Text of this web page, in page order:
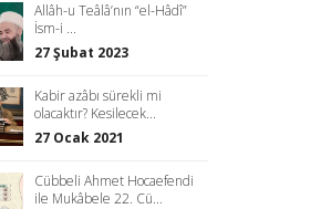
Allâh-u Teâlâ’nın “el-Hâdî”
İsm-i ...
27 Şubat 2023
Kabir azâbı sürekli mi
olacaktır? Kesilecek...
27 Ocak 2021
Cübbeli Ahmet Hocaefendi
ile Mukâbele 22. Cü...